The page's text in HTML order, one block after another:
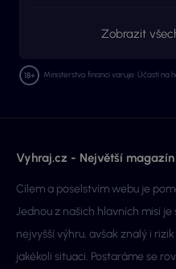
Zobrazit
Ministerstvo financí varuje: Účastí na
Vyhraj.cz - Největší
Cílem a poselstvím webu je
Jednou z našich hlavních misí
nejvyšší výhru, avšak znalý i
jakékoli situaci. Postaráme se